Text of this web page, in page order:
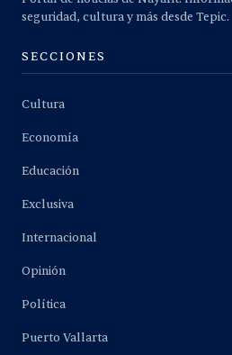
seguridad, cultura y más desde Tepic.
SECCIONES
Cultura
Economía
Educación
Exclusiva
Internacional
Opinión
Política
Puerto Vallarta